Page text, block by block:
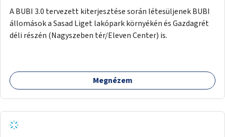
A BUBI 3.0 tervezett kiterjesztése során létesüljenek BUBI
állomások a Sasad Liget lakópark környékén és Gazdagrét
déli részén (Nagyszeben tér/Eleven Center) is.
Megnézem